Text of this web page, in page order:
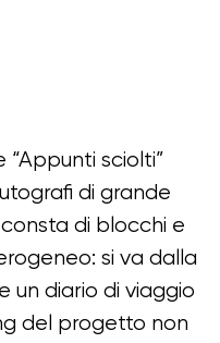
“Appunti sciolti”
di grande
di blocchi e
si va dalla
un diario di viaggio
del progetto non